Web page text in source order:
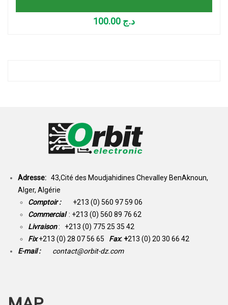
د.ج
Adresse: 43,Cité des Moudjahidines Chevalley BenAknoun,
Alger, Algérie
Comptoir : +213 (0) 560 97 59 06
Commercial : +213 (0) 560 89 76 62
Livraison: +213 (0) 775 25 35 42
Fix +213 (0) 28 07 56 65 Fax: +213 (0) 20 30 66 42
E-mail :
contact@orbit-dz.com